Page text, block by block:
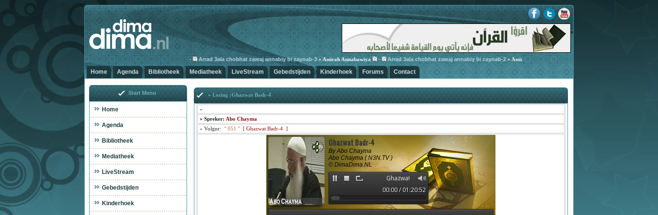
Arrad 3ala chobhat zawaj annabiy bi zaynab-3» Assirah Annabawiya - Arrad 3ala chobhat zawaj annabiy bi zaynab-2» Assirah Annabawiya
Home Agenda Bibliotheek Mediatheek LiveStream Gebedstijden Kinderhoek Forums Contact
» Lezing :Ghazwat Badr-4
»
» Spreker: Abo Chayma
» Volgnr: " 051 " [ Ghazwat Badr-4 ]
Ghazwat Badr-4
By Abo Chayma
Abo Chayma ( N3N.TV )
© DimaDima.NL
Ghazwat Badr-4
00:00 / 01:20:52
Start Menu
Home
Agenda
Bibliotheek
Mediatheek
LiveStream
Gebedstijden
Kinderhoek